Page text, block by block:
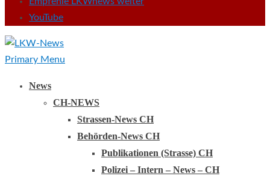
YouTube
Primary Menu
News
CH-NEWS
Strassen-News CH
Behörden-News CH
Publikationen (Strasse) CH
Polizei – Intern – News – CH